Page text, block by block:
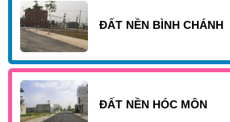
ĐẤT NỀN BÌNH CHÁNH
ĐẤT NỀN HÓC MÔN